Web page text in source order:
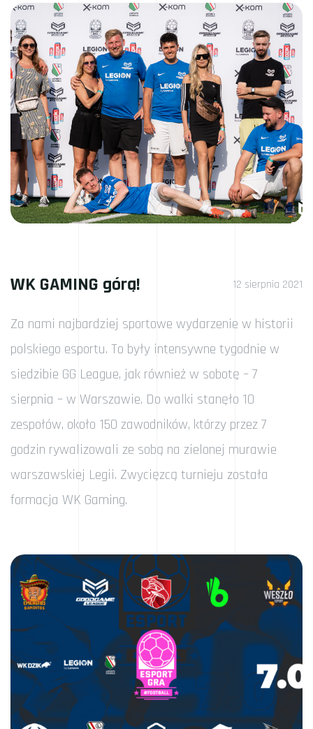
WK GAMING górą! 12 sierpnia 2021
Za nami najbardziej sportowe wydarzenie w historii
polskiego esportu. To były intensywne tygodnie w
siedzibie GG League, jak również w sobotę – 7
sierpnia – w Warszawie. Do walki stanęło 10
zespołów, około 150 zawodników, którzy przez 7
godzin rywalizowali ze sobą na zielonej murawie
warszawskiej Legii. Zwycięzcą turnieju została
formacja WK Gaming.